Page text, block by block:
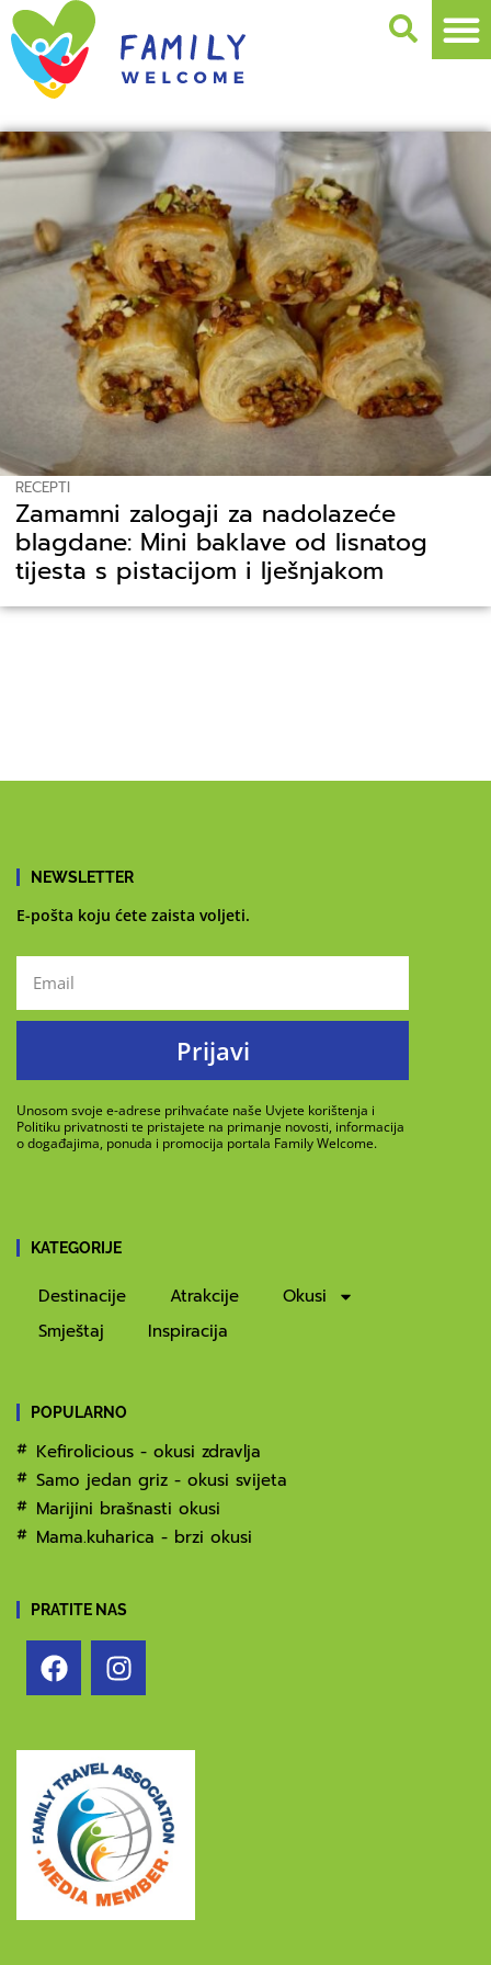
RECEPTI
Zamamni zalogaji za nadolazeće
blagdane: Mini baklave od lisnatog
tijesta s pistacijom i lješnjakom
NEWSLETTER
E-pošta koju ćete zaista voljeti.
Prijavi
Unosom svoje e-adrese prihvaćate naše Uvjete korištenja i
Politiku privatnosti te pristajete na primanje novosti, informacija
o događajima, ponuda i promocija portala Family Welcome.
KATEGORIJE
Destinacije Atrakcije
Okusi
Smještaj
Inspiracija
POPULARNO
Kefirolicious - okusi zdravlja
Samo jedan griz - okusi svijeta
Marijini brašnasti okusi
Mama.kuharica - brzi okusi
PRATITE NAS